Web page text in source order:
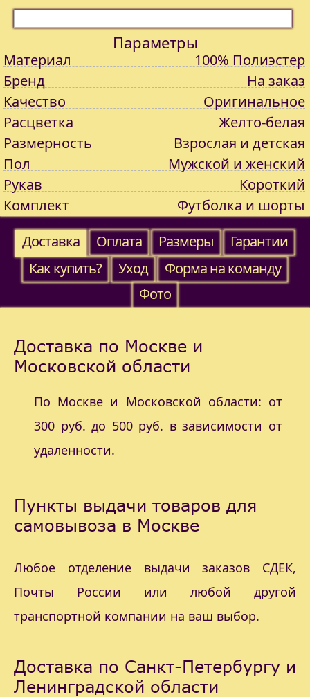
Параметры
Материал
100% Полиэстер
Бренд
На заказ
Качество
Оригинальное
Расцветка
Желто-белая
Размерность
Взрослая и детская
Пол
Мужской и женский
Рукав
Короткий
Комплект
Футболка и шорты
Доставка
Оплата Размеры
Гарантии
Как купить?
Уход
Форма на команду
Фото
Доставка по Москве и
Московской области
По Москве и Московской области: от
300 руб. до 500 руб. в зависимости от
удаленности.
Пункты выдачи товаров для
самовывоза в Москве
Любое отделение выдачи заказов СДЕК,
Почты России или любой другой
транспортной компании на ваш выбор.
Доставка по Санкт-Петербургу и
Ленинградской области